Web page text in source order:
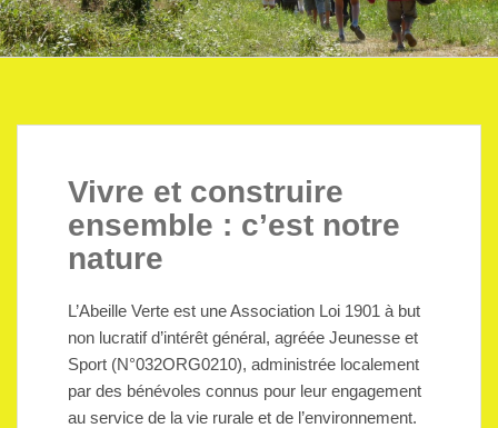
Vivre et construire
ensemble : c’est notre
nature
L’Abeille Verte est une Association Loi 1901 à but
non lucratif d’intérêt général, agréée Jeunesse et
Sport (N°032ORG0210), administrée localement
par des bénévoles connus pour leur engagement
au service de la vie rurale et de l’environnement.